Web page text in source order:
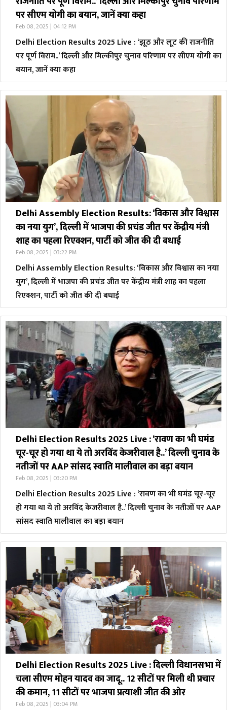
पर सीएम योगी का बयान, जानें क्या कहा
Feb 08, 2025 | 04:12 PM
Delhi Election Results 2025 Live : ‘झूठ और लूट की राजनीति
पर पूर्ण विराम..’ दिल्ली और मिल्कीपुर चुनाव परिणाम पर सीएम योगी का
बयान, जानें क्या कहा
Delhi Assembly Election Results: ‘विकास और विश्वास
का नया युग’, दिल्ली में भाजपा की प्रचंड जीत पर केंद्रीय मंत्री
शाह का पहला रिएक्शन, पार्टी को जीत की दी बधाई
Feb 08, 2025 | 03:22 PM
Delhi Assembly Election Results: ‘विकास और विश्वास का नया
युग’, दिल्ली में भाजपा की प्रचंड जीत पर केंद्रीय मंत्री शाह का पहला
रिएक्शन, पार्टी को जीत की दी बधाई
Delhi Election Results 2025 Live : ‘रावण का भी घमंड
चूर-चूर हो गया था ये तो अरविंद केजरीवाल है..’ दिल्ली चुनाव के
नतीजों पर AAP सांसद स्वाति मालीवाल का बड़ा बयान
Feb 08, 2025 | 03:20 PM
Delhi Election Results 2025 Live : ‘रावण का भी घमंड चूर-चूर
हो गया था ये तो अरविंद केजरीवाल है..’ दिल्ली चुनाव के नतीजों पर AAP
सांसद स्वाति मालीवाल का बड़ा बयान
Delhi Election Results 2025 Live : दिल्ली विधानसभा में
चला सीएम मोहन यादव का जादू.. 12 सीटों पर मिली थी प्रचार
की कमान, 11 सीटों पर भाजपा प्रत्याशी जीत की ओर
Feb 08, 2025 | 03:04 PM